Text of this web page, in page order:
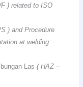
) related to ISO
) and Procedure
at welding
Las( HAZ –